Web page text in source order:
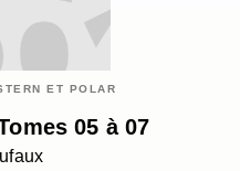
ET POLAR
05 à 07